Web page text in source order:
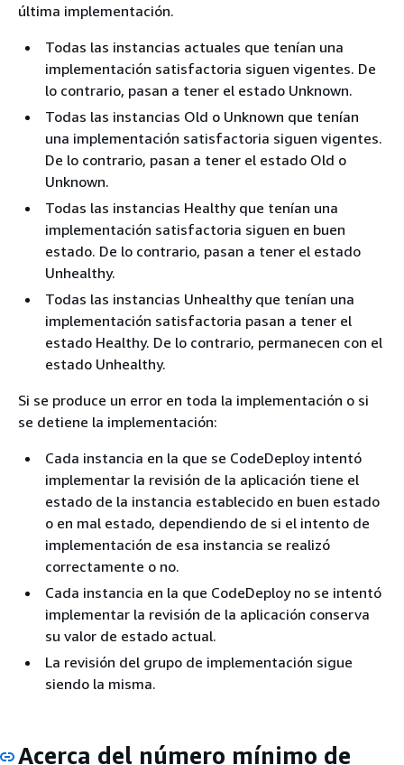
última implementación.
Todas las instancias actuales que tenían una
implementación satisfactoria siguen vigentes. De
lo contrario, pasan a tener el estado Unknown.
Todas las instancias Old o Unknown que tenían
una implementación satisfactoria siguen vigentes.
De lo contrario, pasan a tener el estado Old o
Unknown.
Todas las instancias Healthy que tenían una
implementación satisfactoria siguen en buen
estado. De lo contrario, pasan a tener el estado
Unhealthy.
Todas las instancias Unhealthy que tenían una
implementación satisfactoria pasan a tener el
estado Healthy. De lo contrario, permanecen con el
estado Unhealthy.
Si se produce un error en toda la implementación o si
se detiene la implementación:
Cada instancia en la que se CodeDeploy intentó
implementar la revisión de la aplicación tiene el
estado de la instancia establecido en buen estado
o en mal estado, dependiendo de si el intento de
implementación de esa instancia se realizó
correctamente o no.
Cada instancia en la que CodeDeploy no se intentó
implementar la revisión de la aplicación conserva
su valor de estado actual.
La revisión del grupo de implementación sigue
siendo la misma.
Acerca del número mínimo de